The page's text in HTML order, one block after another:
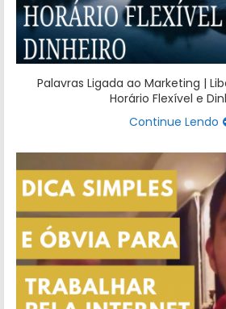
Palavras Ligada ao Marketing |
Horário Flexível e
Continue Lendo